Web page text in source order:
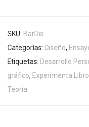
SKU: BarDis
Categorías: Diseño,
Etiquetas: Desarrollo
gráfico, Experimenta
Teoría